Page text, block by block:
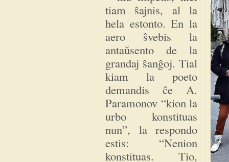
tiam ŝajnis, al la
hela estonto. En la
aero ŝvebis la
antaŭsento de la
grandaj ŝanĝoj. Tial
kiam la poeto
demandis ĉe A.
Paramonov “kion la
urbo konstituas
nun”, la respondo
estis: “Nenion
konstituas. Tio,